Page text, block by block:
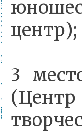
центр);
3
(Центр